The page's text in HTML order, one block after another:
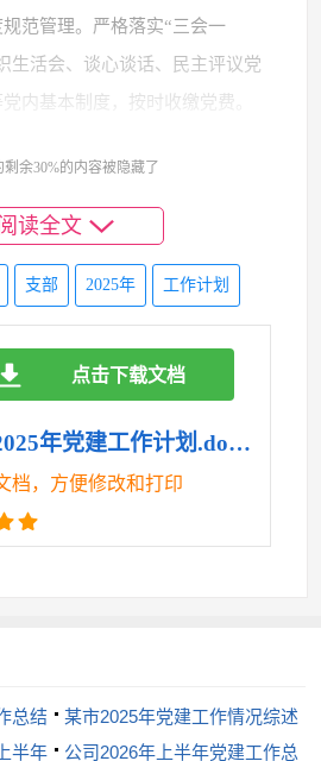
管理。严格落实“三会一
生活会、谈心谈话、民主评议党
内基本制度，按时收缴党费。
，并将评议结果作为年终评先
工作。按照党员发展工作的
员发展条件和程序，切实把政
，作风正派的同志吸收到党组
积极分子的培养，建立党员联系
，拓宽党员服务群众渠道，增
群众的意识。开展党内激励、
点抓好《党章》和党务知识的
抓党建、带队伍、促发展的意
、协调创新能力和工作落实能
剩余30%的内容被隐藏了
读全文
支部 2025年 工作计划
《村党总支部2025年党建工作计划.doc》
档，方便修改和打印
点击下载文档
总结
某市2025年党建工作情况综述
半年
公司2026年上半年党建工作总